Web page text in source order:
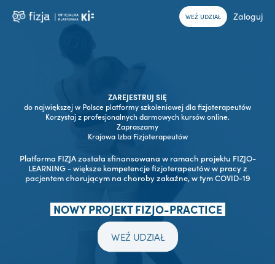
WEŹ UDZIAŁ Zaloguj
ZAREJESTRUJ SIĘ
do największej w Polsce platformy szkoleniowej dla fizjoterapeutów
Korzystaj z profesjonalnych darmowych kursów online.
Zapraszamy
Krajowa Izba Fizjoterapeutów
Platforma FIZJA została sfinansowana w ramach projektu FIZJO-
LEARNING - większe kompetencje fizjoterapeutów w pracy z
pacjentem chorującym na choroby zakaźne, w tym COVID-19
NOWY PROJEKT FIZJO-PRACTICE
WEŹ UDZIAŁ